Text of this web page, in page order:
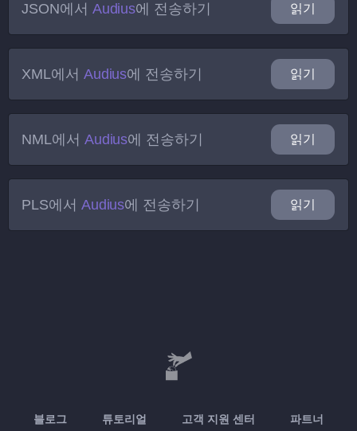
JSON에서 Audius에 전송하기 읽기
XML에서 Audius에 전송하기 읽기
NML에서 Audius에 전송하기 읽기
PLS에서 Audius에 전송하기 읽기
블로그 튜토리얼 고객 지원 센터 파트너